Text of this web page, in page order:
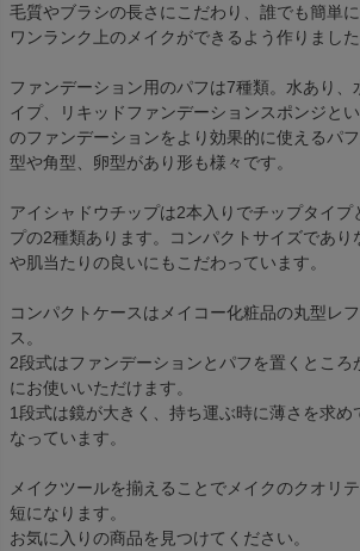
毛質やブラシの長さにこだわり、誰でも簡単
ワンランク上のメイクができるよう作りました
ファンデーション用のパフは7種類。水あり、
イプ、リキッドファンデーションスポンジと
のファンデーションをより効果的に使えるパ
型や角型、卵型があり形も様々です。
アイシャドウチップは2本入りでチップタイプ
プの2種類あります。コンパクトサイズであり
や肌当たりの良いにもこだわっています。
コンパクトケースはメイコー化粧品の丸型レ
ス。
2段式はファンデーションとパフを置くところ
にお使いいただけます。
1段式は鏡が大きく、持ち運ぶ時に薄さを求め
なっています。
メイクツールを揃えることでメイクのクオリ
短になります。
お気に入りの商品を見つけてください。